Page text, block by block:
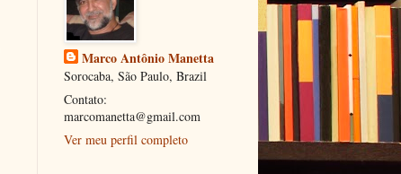
Marco Antônio Manetta
Sorocaba, São Paulo, Brazil
Contato:
marcomanetta@gmail.com
Ver meu perfil completo